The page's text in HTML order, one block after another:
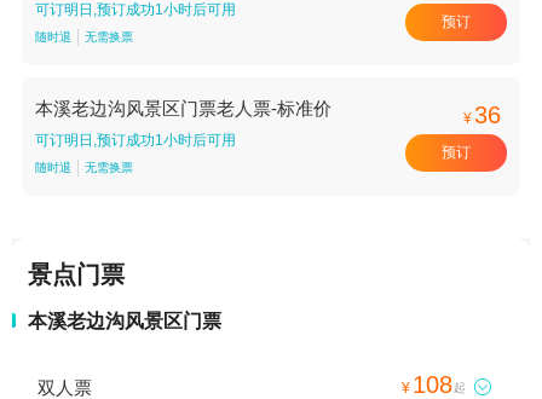
可订明日,预订成功1小时后可用
随时退 无需换票
预订
本溪老边沟风景区门票老人票-标准价
可订明日,预订成功1小时后可用
随时退 无需换票
¥36
预订
景点门票
本溪老边沟风景区门票
双人票 ¥ 108起 